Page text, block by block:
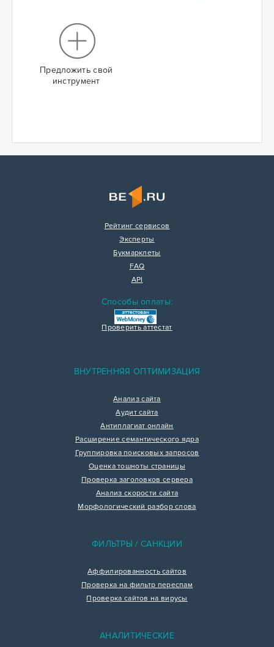
Предложить свой
инструмент
Рейтинг сервисов
Эксперты
Букмарклеты
FAQ
API
Способы оплаты:
Проверить аттестат
ВНУТРЕННЯЯ ОПТИМИЗАЦИЯ
Анализ сайта
Аудит сайта
Антиплагиат онлайн
Расширение семантического ядра
Группировка поисковых запросов
Оценка тошноты страницы
Проверка заголовков сервера
Анализ скорости сайта
Морфологический разбор слова
ФИЛЬТРЫ / САНКЦИИ
Аффилированность сайтов
Проверка на фильтр переспам
Проверка сайтов на вирусы
АНАЛИТИЧЕСКИЕ